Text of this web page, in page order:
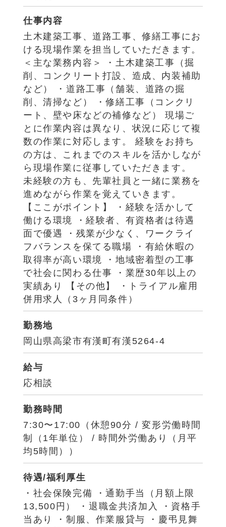
仕事内容
土木建築工事、道路工事、修繕工事にお
ける現場作業を担当していただきます。
＜主な業務内容＞ ・土木建築工事（掘
削、コンクリート打設、造成、内装補助
など） ・道路工事（舗装、道路の掘
削、清掃など） ・修繕工事（コンクリ
ート、壁や床などの補修など） 現場ご
とに作業内容は異なり、状況に応じて複
数の作業に対応します。 経験をお持ち
の方は、これまでのスキルを活かしなが
ら現場作業に従事していただきます。
未経験の方も、先輩社員と一緒に業務を
進めながら作業を覚えていきます。
【ここがポイント】 ・経験を活かして
働ける環境 ・経験者、有資格者は待遇
面で優遇 ・残業が少なく、ワークライ
フバランスを保てる職場 ・有給休暇の
取得率が高い環境 ・地域密着型の工事
で社会に関わる仕事 ・業歴30年以上の
実績あり 【その他】 ・トライアル雇用
併用求人（3ヶ月同条件）
勤務地
岡山県高梁市有漢町有漢5264-4
給与
応相談
勤務時間
7:30〜17:00（休憩90分 / 変形労働時間
制（1年単位） / 時間外労働あり（月平
均5時間））
待遇/福利厚生
・社会保険完備 ・通勤手当（月額上限
13,500円） ・退職金共済加入 ・資格手
当あり ・制服、作業服貸与 ・慶弔見舞